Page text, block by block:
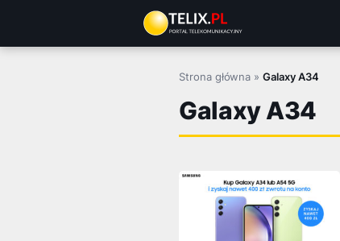
treści
Strona główna »Galaxy A34
Galaxy A34